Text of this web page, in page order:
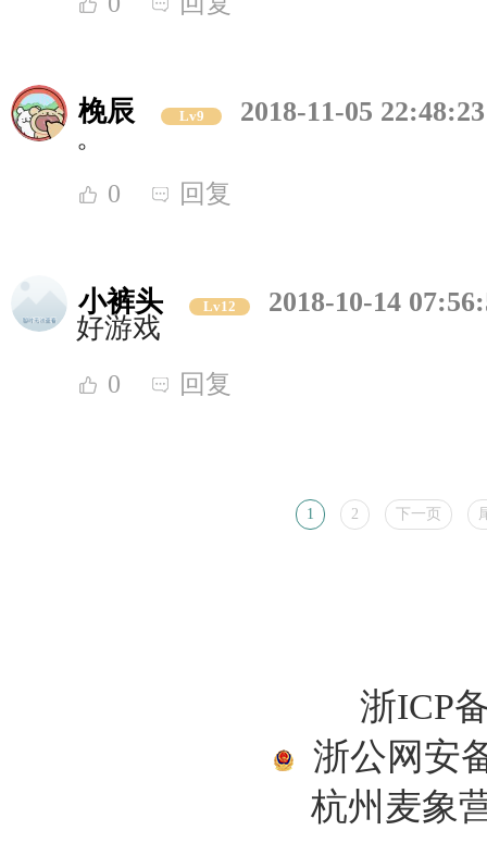
梚辰 Lv9
2018-11-05 22:48:23
。
0 回复
小裤头 Lv12
2018-10-14
好游戏
0 回复
1 2 下一页
浙ICP
浙公网安
杭州麦象